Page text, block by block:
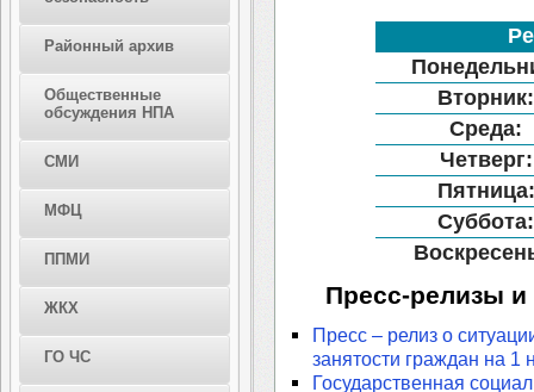
Районный архив
Общественные
обсуждения НПА
СМИ
МФЦ
ППМИ
ЖКХ
ГО ЧС
Вторник:
Среда:
Четверг:
Пятница:
Суббота:
Пресс-релизы
Пресс – релиз о
занятости граждан на 1
Государственная